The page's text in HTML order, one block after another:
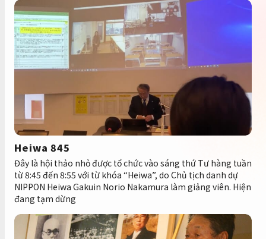
Heiwa 845
Đây là hội thảo nhỏ được tổ chức vào sáng thứ Tư hàng tuần
từ 8:45 đến 8:55 với từ khóa “Heiwa”, do Chủ tịch danh dự
NIPPON Heiwa Gakuin Norio Nakamura làm giảng viên. Hiện
đang tạm dừng